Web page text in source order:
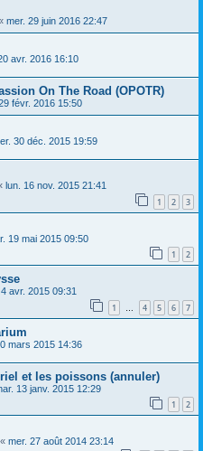
mer. 29 juin 2016 22:47
avr. 2016 16:10
On The Road (OPOTR)
févr. 2016 15:50
30 déc. 2015 19:59
lun. 16 nov. 2015 21:41
1 2 3
19 mai 2015 09:50
1 2
avr. 2015 09:31
1 … 4 5 6 7
mars 2015 14:36
et les poissons (annuler)
13 janv. 2015 12:29
1 2
« mer. 27 août 2014 23:14